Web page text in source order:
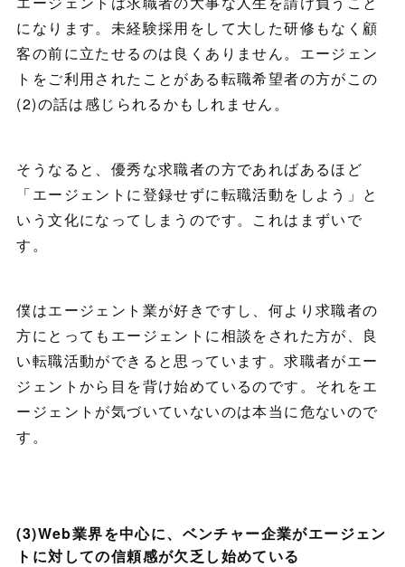
になります。未経験採用をして大した研修もなく顧
客の前に立たせるのは良くありません。エージェン
トをご利用されたことがある転職希望者の方がこの
(2)の話は感じられるかもしれません。
そうなると、優秀な求職者の方であればあるほど
「エージェントに登録せずに転職活動をしよう」と
いう文化になってしまうのです。これはまずいで
す。
僕はエージェント業が好きですし、何より求職者の
方にとってもエージェントに相談をされた方が、良
い転職活動ができると思っています。求職者がエー
ジェントから目を背け始めているのです。それをエ
ージェントが気づいていないのは本当に危ないので
す。
(3)Web業界を中心に、ベンチャー企業がエージェン
トに対しての信頼感が欠乏し始めている